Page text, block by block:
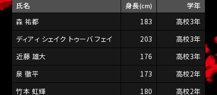
氏名 身長(cm)
学年
森 祐都
183
高校3年
ディアィ シェイク トゥーバ フェイ
203
高校3年
近藤 雄大
176
高校3年
泉 徹平
173
高校2年
竹本 虹輝
180
高校2年